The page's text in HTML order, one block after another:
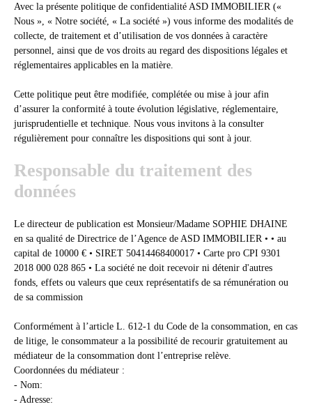
Avec la présente politique de confidentialité ASD IMMOBILIER («
Nous », « Notre société, « La société ») vous informe des modalités de
collecte, de traitement et d’utilisation de vos données à caractère
personnel, ainsi que de vos droits au regard des dispositions légales et
réglementaires applicables en la matière.
Cette politique peut être modifiée, complétée ou mise à jour afin
d’assurer la conformité à toute évolution législative, réglementaire,
jurisprudentielle et technique. Nous vous invitons à la consulter
régulièrement pour connaître les dispositions qui sont à jour.
Responsable du traitement des
données
Le directeur de publication est Monsieur/Madame SOPHIE DHAINE
en sa qualité de Directrice de l’Agence de ASD IMMOBILIER • • au
capital de 10000 € • SIRET 50414468400017 • Carte pro CPI 9301
2018 000 028 865 • La société ne doit recevoir ni détenir d'autres
fonds, effets ou valeurs que ceux représentatifs de sa rémunération ou
de sa commission
Conformément à l’article L. 612-1 du Code de la consommation, en cas
de litige, le consommateur a la possibilité de recourir gratuitement au
médiateur de la consommation dont l’entreprise relève.
Coordonnées du médiateur :
- Nom:
- Adresse: